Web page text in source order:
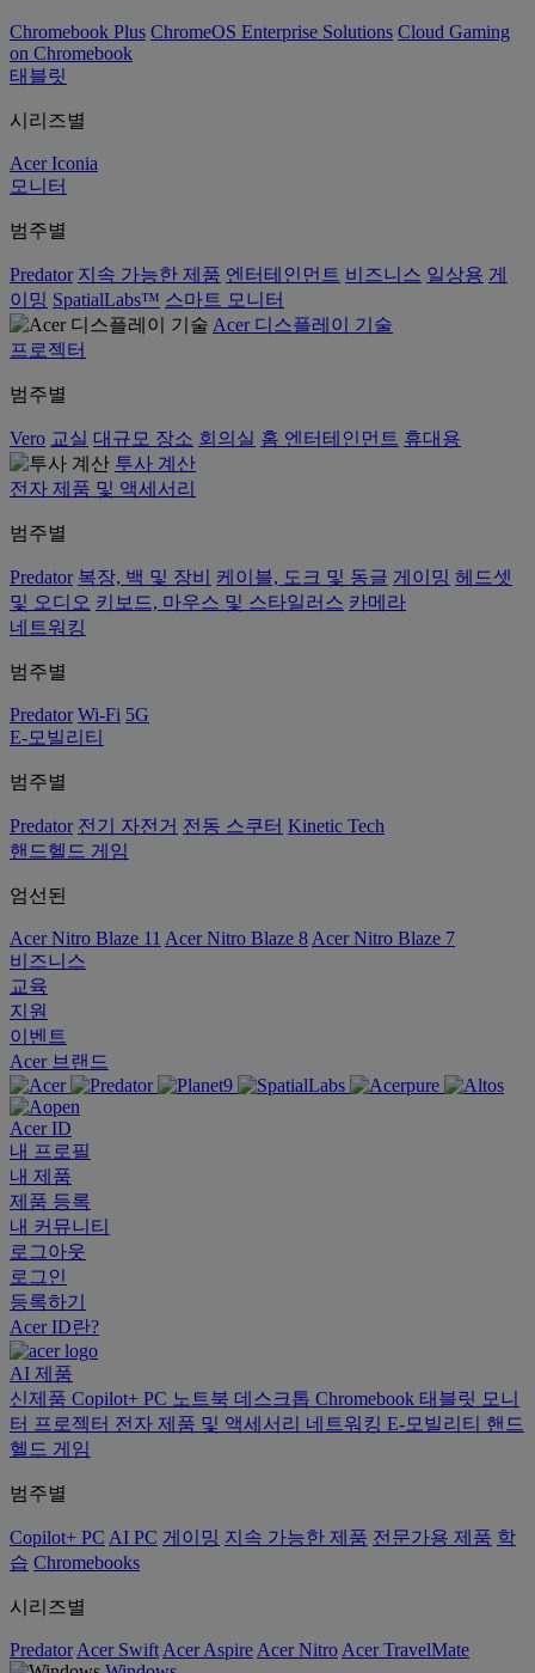
Chromebook Plus ChromeOS Enterprise Solutions Cloud Gaming
on Chromebook
태블릿
시리즈별
Acer Iconia
모니터
범주별
Predator 지속 가능한 제품 엔터테인먼트 비즈니스 일상용 게
이밍 SpatialLabs™ 스마트 모니터
Acer 디스플레이 기술
프로젝터
범주별
Vero 교실 대규모 장소 회의실 홈 엔터테인먼트 휴대용
투사 계산
전자 제품 및 액세서리
범주별
Predator 복장, 백 및 장비 케이블, 도크 및 동글 게이밍 헤드셋
및 오디오 키보드, 마우스 및 스타일러스 카메라
네트워킹
범주별
Predator Wi-Fi 5G
E-모빌리티
범주별
Predator 전기 자전거 전동 스쿠터 Kinetic Tech
핸드헬드 게임
엄선된
Acer Nitro Blaze 11 Acer Nitro Blaze 8 Acer Nitro Blaze 7
비즈니스
교육
지원
이벤트
Acer 브랜드
Acer ID
내 프로필
내 제품
제품 등록
내 커뮤니티
로그아웃
로그인
등록하기
Acer ID란?
AI 제품
신제품 Copilot+ PC 노트북 데스크톱 Chromebook 태블릿 모니
터 프로젝터 전자 제품 및 액세서리 네트워킹 E-모빌리티 핸드
헬드 게임
범주별
Copilot+ PC AI PC 게이밍 지속 가능한 제품 전문가용 제품 학
습 Chromebooks
시리즈별
Predator Acer Swift Acer Aspire Acer Nitro Acer TravelMate